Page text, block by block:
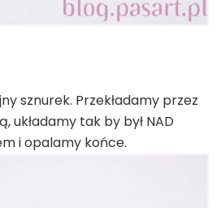
sznurek. Przekładamy przez
układamy tak by był NAD
i opalamy końce.